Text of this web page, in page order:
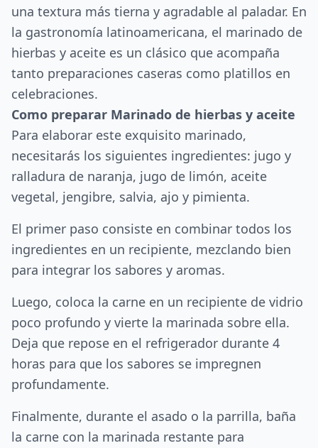
una textura más tierna y agradable al paladar. En
la gastronomía latinoamericana, el marinado de
hierbas y aceite es un clásico que acompaña
tanto preparaciones caseras como platillos en
celebraciones.
Como preparar Marinado de hierbas y aceite
Para elaborar este exquisito marinado,
necesitarás los siguientes ingredientes: jugo y
ralladura de naranja, jugo de limón, aceite
vegetal, jengibre, salvia, ajo y pimienta.
El primer paso consiste en combinar todos los
ingredientes en un recipiente, mezclando bien
para integrar los sabores y aromas.
Luego, coloca la carne en un recipiente de vidrio
poco profundo y vierte la marinada sobre ella.
Deja que repose en el refrigerador durante 4
horas para que los sabores se impregnen
profundamente.
Finalmente, durante el asado o la parrilla, baña
la carne con la marinada restante para